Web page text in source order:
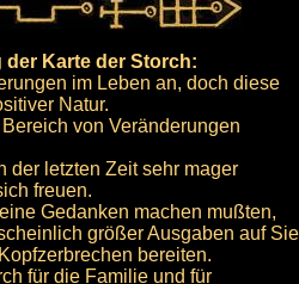
der Karte der Storch:
im Leben an, doch diese
Natur.
von Veränderungen
der letzten Zeit sehr mager
freuen.
Gedanken machen mußten,
größer Ausgaben auf Sie
bereiten.
für die Familie und für